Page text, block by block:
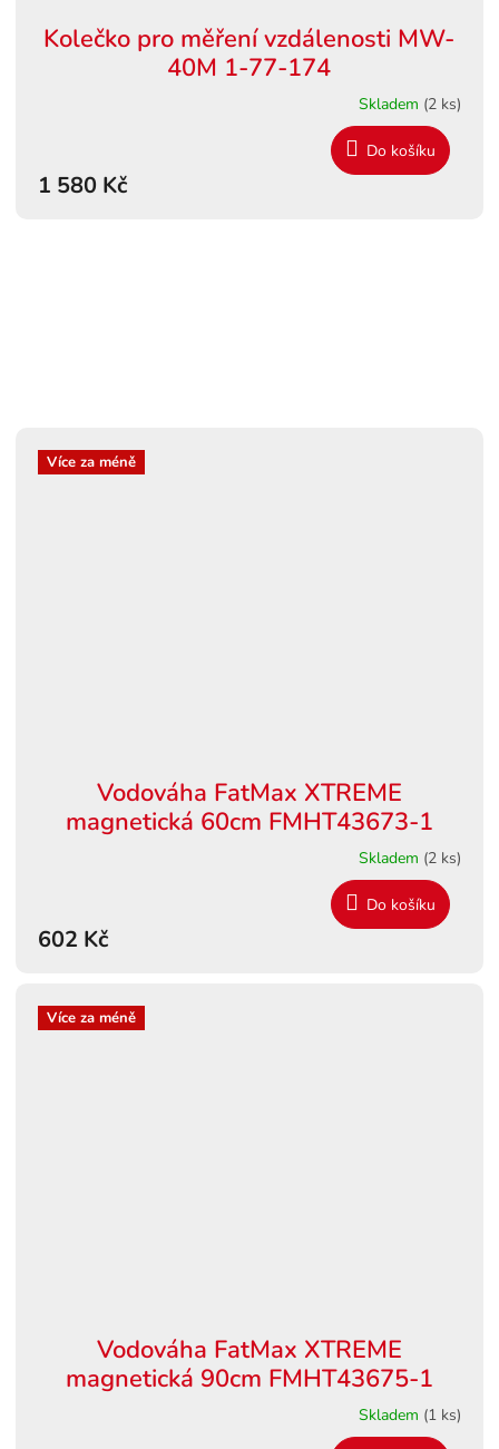
Kolečko pro měření vzdálenosti MW-
40M 1-77-174
Skladem (2 ks)
1 580 Kč
Do košíku
Více za méně
Vodováha FatMax XTREME
magnetická 60cm FMHT43673-1
Skladem (2 ks)
602 Kč
Do košíku
Více za méně
Vodováha FatMax XTREME
magnetická 90cm FMHT43675-1
Skladem (1 ks)